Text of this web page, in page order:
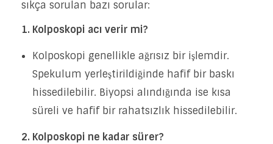
sıkça sorulan bazı sorular:
1. Kolposkopi acı verir mi?
Kolposkopi genellikle ağrısız bir işlemdir.
Spekulum yerleştirildiğinde hafif bir baskı
hissedilebilir. Biyopsi alındığında ise kısa
süreli ve hafif bir rahatsızlık hissedilebilir.
2. Kolposkopi ne kadar sürer?